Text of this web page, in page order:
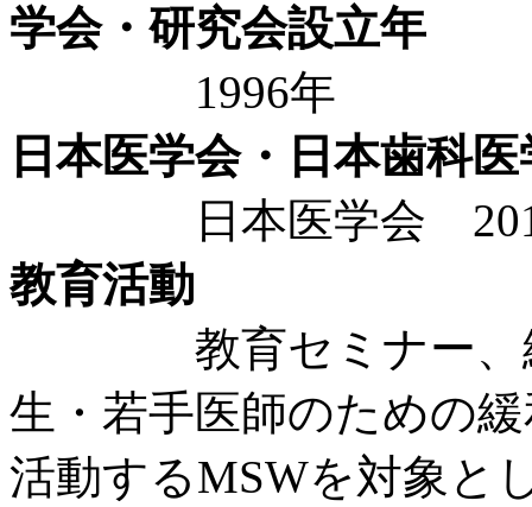
学会・研究会設立年
1996年
日本医学会・日本歯科
日本医学会 2012
教育活動
教育セミナー、緩
生・若手医師のための
活動するMSWを対象と